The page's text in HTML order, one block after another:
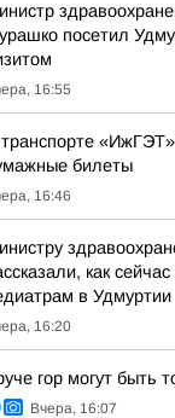
посетил
16:55
билеты
16:46
как
в Удмуртии
16:20
гор могут быть
Вчера, 16:07